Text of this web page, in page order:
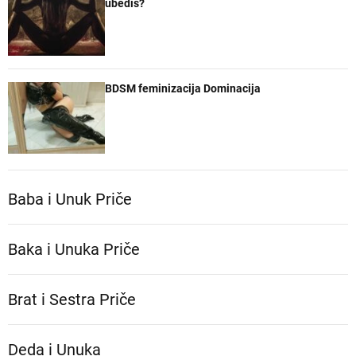
ubedis?
BDSM feminizacija Dominacija
Baba i Unuk Priče
Baka i Unuka Pričе
Brat i Sestra Priče
Deda i Unuka